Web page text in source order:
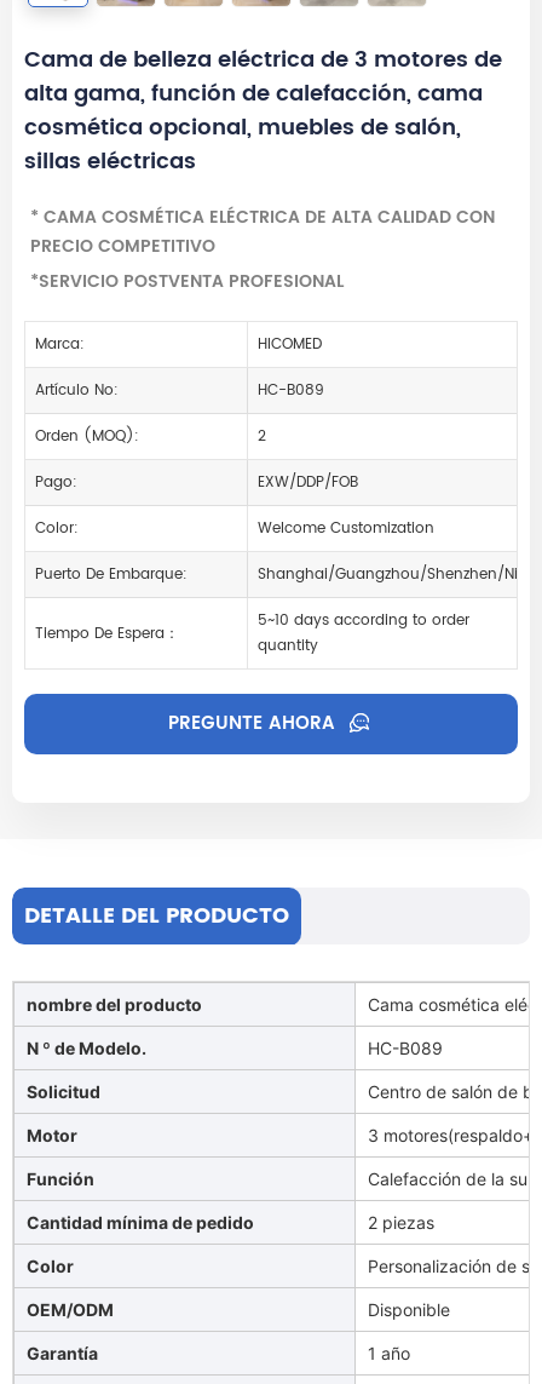
Cama de belleza eléctrica de 3 motores de
alta gama, función de calefacción, cama
cosmética opcional, muebles de salón,
sillas eléctricas
* CAMA COSMÉTICA ELÉCTRICA DE ALTA CALIDAD CON
PRECIO COMPETITIVO
*SERVICIO POSTVENTA PROFESIONAL
Marca:
HICOMED
Artículo No:
HC-B089
Orden (MOQ):
2
Pago:
EXW/DDP/FOB
Color:
Welcome Customization
Puerto De Embarque:
Shanghai/Guangzhou/Shenzhen/
Tiempo De Espera：
5~10 days according to order
quantity
PREGUNTE AHORA
DETALLE DEL PRODUCTO
nombre del producto Cama cosmética
N º de Modelo. HC-B089
Solicitud Centro de salón de
Motor 3
Función Calefacción de la
Cantidad mínima de pedido 2 piezas
Color Personalización de
OEM/ODM Disponible
Garantía 1 año